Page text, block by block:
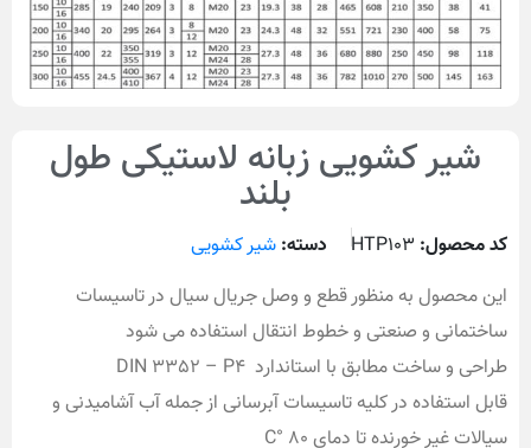
شیر کشویی زبانه لاستیکی طول
بلند
کد محصول: HTP103 دسته: شیر کشویی
این محصول به منظور قطع و وصل جریال سیال در تاسیسات
ساختمانی و صنعتی و خطوط انتقال استفاده می شود
طراحی و ساخت مطابق با استاندارد DIN 3352 – P4
قابل استفاده در کلیه تاسیسات آبرسانی از جمله آب آشامیدنی و
سیالات غیر خورنده تا دمای 80 °C